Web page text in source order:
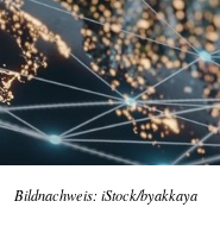
Bildnachweis: iStock/byakkaya